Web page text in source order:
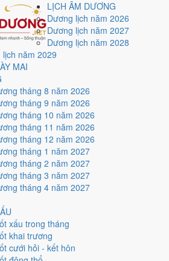
LỊCH ÂM DƯƠNG
Dương lịch năm 2026
Dương lịch năm 2027
Dương lịch năm 2028
lịch năm 2029
MAI
tháng 8 năm 2026
tháng 9 năm 2026
tháng 10 năm 2026
tháng 11 năm 2026
tháng 12 năm 2026
tháng 1 năm 2027
tháng 2 năm 2027
tháng 3 năm 2027
tháng 4 năm 2027
xấu trong tháng
khai trương
cưới hỏi - kết hôn
(Giáp Tuất)
28/8/2026
lịch (Thứ Sáu) là ngày 16/7/2026 âm
cho các việc quan trọng. Giờ Hoàng Đạo